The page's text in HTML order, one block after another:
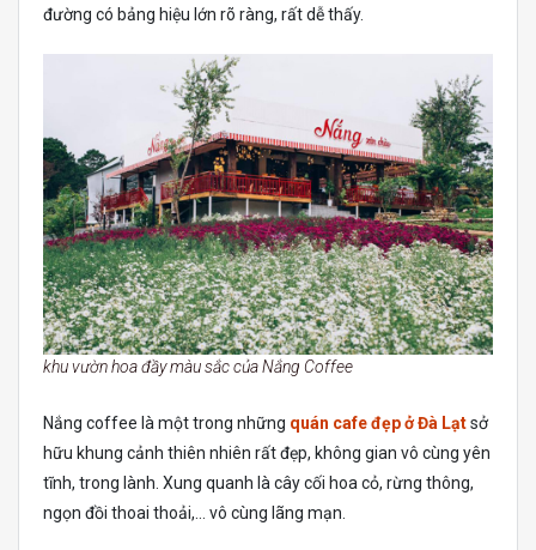
đường có bảng hiệu lớn rõ ràng, rất dễ thấy.
khu vườn hoa đầy màu sắc của Nắng Coffee
Nắng coffee là một trong những quán cafe đẹp ở Đà Lạtsở
hữu khung cảnh thiên nhiên rất đẹp, không gian vô cùng yên
tĩnh, trong lành. Xung quanh là cây cối hoa cỏ, rừng thông,
ngọn đồi thoai thoải,… vô cùng lãng mạn.